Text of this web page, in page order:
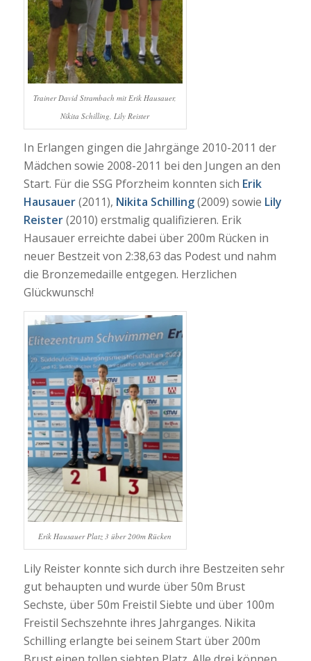
Trainer David Strambach mit Erik Hausauer,
Nikita Schilling, Lily Reister
In Erlangen gingen die Jahrgänge 2010-2011 der
Mädchen sowie 2008-2011 bei den Jungen an den
Start. Für die SSG Pforzheim konnten sich Erik
Hausauer(2011), Nikita Schilling(2009) sowie Lily
Reister(2010) erstmalig qualifizieren. Erik
Hausauer erreichte dabei über 200m Rücken in
neuer Bestzeit von 2:38,63 das Podest und nahm
die Bronzemedaille entgegen. Herzlichen
Glückwunsch!
Erik Hausauer Platz 3 über 200m Rücken
Lily Reister konnte sich durch ihre Bestzeiten sehr
gut behaupten und wurde über 50m Brust
Sechste, über 50m Freistil Siebte und über 100m
Freistil Sechszehnte ihres Jahrganges. Nikita
Schilling erlangte bei seinem Start über 200m